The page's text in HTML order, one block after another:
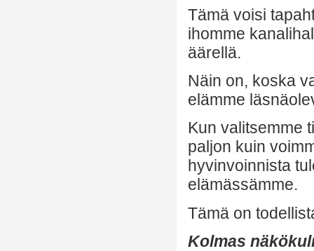
Tämä voisi
ihomme
äärellä.
Näin on, koska
elämme
Kun valitsemme
paljon kuin
hyvinvoinnista
elämässämme.
Tämä on
Kolmas